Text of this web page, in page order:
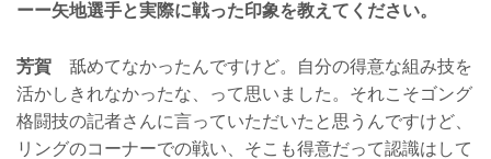
ーー矢地選手と実際に戦った印象を教えてください。
芳賀 舐めてなかったんですけど。自分の得意な組み技を
活かしきれなかったな、って思いました。それこそゴング
格闘技の記者さんに言っていただいたと思うんですけど、
リングのコーナーでの戦い、そこも得意だって認識はして